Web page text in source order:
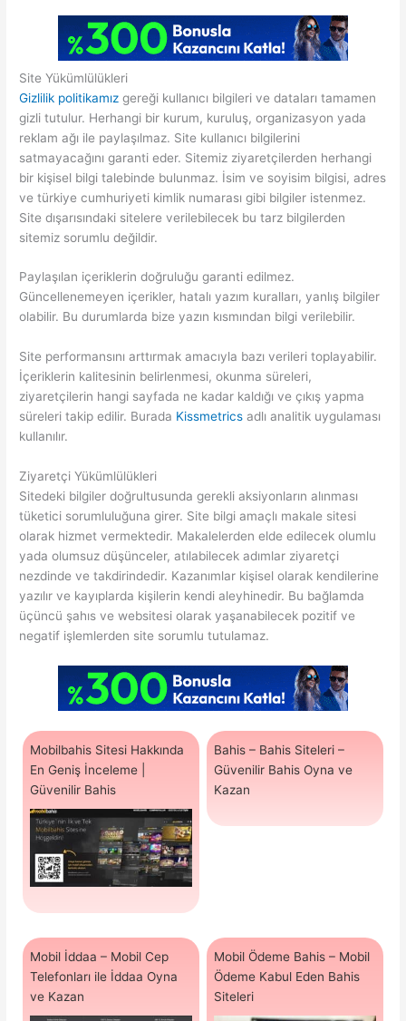
Site Yükümlülükleri
Gizlilik politikamız gereği kullanıcı bilgileri ve dataları tamamen
gizli tutulur. Herhangi bir kurum, kuruluş, organizasyon yada
reklam ağı ile paylaşılmaz. Site kullanıcı bilgilerini
satmayacağını garanti eder. Sitemiz ziyaretçilerden herhangi
bir kişisel bilgi talebinde bulunmaz. İsim ve soyisim bilgisi, adres
ve türkiye cumhuriyeti kimlik numarası gibi bilgiler istenmez.
Site dışarısındaki sitelere verilebilecek bu tarz bilgilerden
sitemiz sorumlu değildir.
Paylaşılan içeriklerin doğruluğu garanti edilmez.
Güncellenemeyen içerikler, hatalı yazım kuralları, yanlış bilgiler
olabilir. Bu durumlarda bize yazın kısmından bilgi verilebilir.
Site performansını arttırmak amacıyla bazı verileri toplayabilir.
İçeriklerin kalitesinin belirlenmesi, okunma süreleri,
ziyaretçilerin hangi sayfada ne kadar kaldığı ve çıkış yapma
süreleri takip edilir. Burada Kissmetrics adlı analitik uygulaması
kullanılır.
Ziyaretçi Yükümlülükleri
Sitedeki bilgiler doğrultusunda gerekli aksiyonların alınması
tüketici sorumluluğuna girer. Site bilgi amaçlı makale sitesi
olarak hizmet vermektedir. Makalelerden elde edilecek olumlu
yada olumsuz düşünceler, atılabilecek adımlar ziyaretçi
nezdinde ve takdirindedir. Kazanımlar kişisel olarak kendilerine
yazılır ve kayıplarda kişilerin kendi aleyhinedir. Bu bağlamda
üçüncü şahıs ve websitesi olarak yaşanabilecek pozitif ve
negatif işlemlerden site sorumlu tutulamaz.
Mobilbahis Sitesi Hakkında
En Geniş İnceleme |
Güvenilir Bahis
Bahis – Bahis Siteleri –
Güvenilir Bahis Oyna ve
Kazan
Mobil İddaa – Mobil Cep
Telefonları ile İddaa Oyna
ve Kazan
Mobil Ödeme Bahis – Mobil
Ödeme Kabul Eden Bahis
Siteleri